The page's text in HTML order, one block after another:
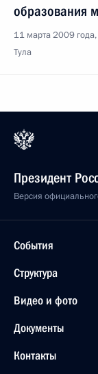
образования
11 марта 2009
Тула
Президент
Версия
События
Структура
Видео и фото
Документы
Контакты